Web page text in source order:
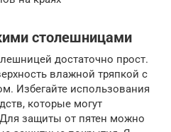
столешницами
достаточно прост.
влажной тряпкой с
Избегайте использования
которые могут
защиты от пятен можно